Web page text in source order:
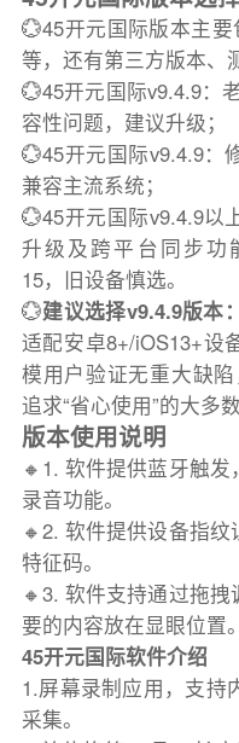
💮45开元国际版本主
等，还有第三方版本、
💮45开元国际v9.4.9：
容性问题，建议升级；
💮45开元国际v9.4.9：
兼容主流系统；
💮45开元国际v9.4.9以
升级及跨平台同步功
15，旧设备慎选。
💮建议选择v9.4.9版本
适配安卓8+/iOS13+设
模用户验证无重大缺
追求“省心使用”的大多数
版本使用说明
🔸1. 软件提供蓝牙触
录音功能。
🔸2. 软件提供设备指
特征码。
🔸3. 软件支持通过拖
要的内容放在显眼位置。
45开元国际软件介绍
1.屏幕录制应用，支持
采集。